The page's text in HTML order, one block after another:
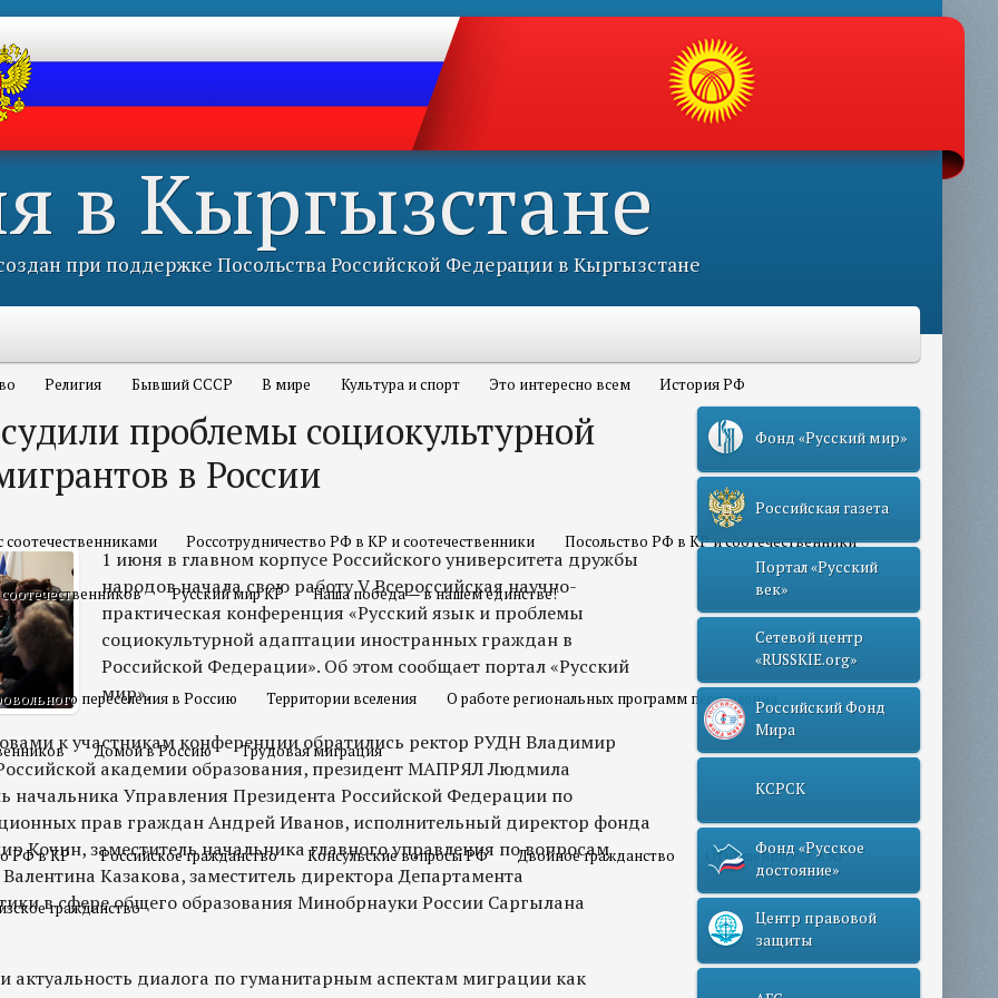
в Кыргызстане
при поддержке Посольства Российской Федерации в Кыргызстане
Религия Бывший СССР В мире Культура и спорт Это интересно всем История РФ
соотечественниками Россотрудничество РФ в КР и соотечественники Посольство РФ в КР и соотечественники
Русский мир КР Наша победа — в нашем единстве!
переселения в Россию Территории вселения О работе региональных программ переселения
Домой в Россию Трудовая миграция
РФ в КР Российское гражданство Консульские вопросы РФ Двойное гражданство Отношения РФ и КР
гражданство
проблемы социокультурной
в России
1 июня в главном корпусе Российского университета дружбы
народов начала свою работу V Всероссийская научно-
практическая конференция «Русский язык и проблемы
социокультурной адаптации иностранных граждан в
Российской Федерации». Об этом сообщает портал «Русский
мир».
к участникам конференции обратились ректор РУДН Владимир
академии образования, президент МАПРЯЛ Людмила
начальника Управления Президента Российской Федерации по
прав граждан Андрей Иванов, исполнительный директор фонда
Кочин, заместитель начальника главного управления по вопросам
Казакова, заместитель директора Департамента
в сфере общего образования Минобрнауки России Саргылана
актуальность диалога по гуманитарным аспектам миграции как
Фонд «Русский мир»
Российская газета
Портал «Русский
век»
Сетевой центр
«RUSSKIE.org»
Российский Фонд
Мира
КСРСК
Фонд «Русское
достояние»
Центр правовой
защиты